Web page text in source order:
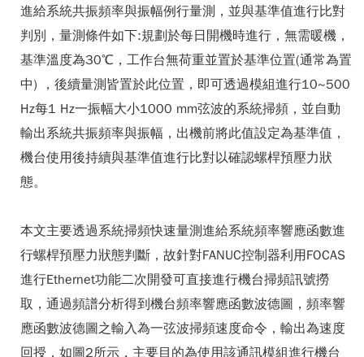
進給系統共振頻率與振幅例行量測，並與基準值進行比對
判別，量測條件如下:規劃於每日開機時進行，無需暖機，
基準溫度為30℃，工作台無荷重並置於基準位置(通常為置
中) ，後續量測皆置於此位置，即可透過模組進行10~500
Hz每1 Hz一振幅大小1000 mm弦波的系統掃頻，並自動
輸出系統共振頻率與振幅，出機前將此值設定為基準值，
機台使用後持續與基準值進行比對以確認螺桿預壓力狀
態。
本文主要透過系統掃頻快速量測進給系統頻率響應函數進
行螺桿預壓力狀態判斷，故針對FANUC控制器利用FOCAS
進行Ethernet功能二次開發可直接進行機台掃頻訊號撈
取，通過頻譜分析得到機台頻率響應函數波德圖，頻率響
應函數波德圖之輸入為一弦波掃頻速度命令，輸出為速度
回授，如圖2所示，主要目的為使用該通訊模組進行機台